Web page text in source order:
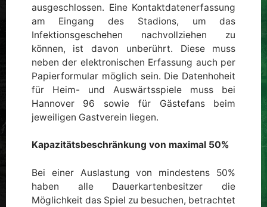
ausgeschlossen. Eine Kontaktdatenerfassung
am Eingang des Stadions, um das
Infektionsgeschehen nachvollziehen zu
können, ist davon unberührt. Diese muss
neben der elektronischen Erfassung auch per
Papierformular möglich sein. Die Datenhoheit
für Heim- und Auswärtsspiele muss bei
Hannover 96 sowie für Gästefans beim
jeweiligen Gastverein liegen.
Kapazitätsbeschränkung von maximal 50%
Bei einer Auslastung von mindestens 50%
haben alle Dauerkartenbesitzer die
Möglichkeit das Spiel zu besuchen, betrachtet